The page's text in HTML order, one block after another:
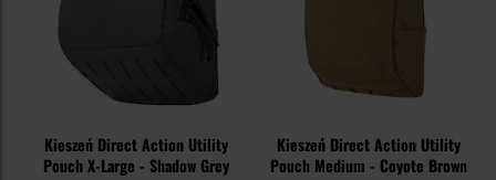
Kieszeń Direct Action Utility
Pouch X-Large - Shadow Grey
Kieszeń Direct Action Utility
Pouch Medium - Coyote Brown